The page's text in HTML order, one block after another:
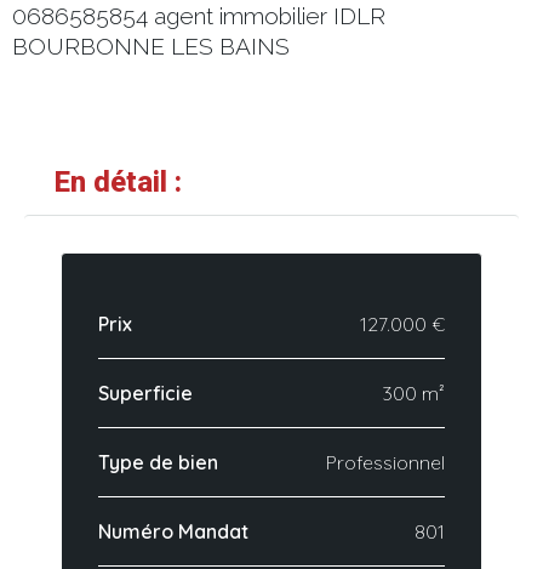
0686585854 agent immobilier IDLR
BOURBONNE LES BAINS
En détail :
Prix 127.000 €
Superficie 300 m²
Type de bien Professionnel
Numéro Mandat 801